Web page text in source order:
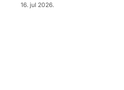
16. jul 2026.